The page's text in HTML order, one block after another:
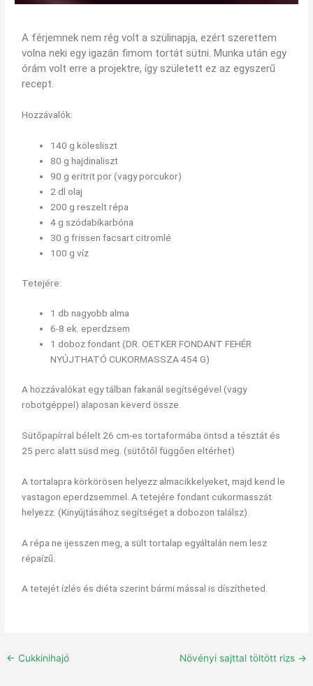
A férjemnek nem rég volt a szülinapja, ezért szerettem
volna neki egy igazán fimom tortát sütni. Munka után egy
órám volt erre a projektre, így született ez az egyszerű
recept.
Hozzávalók:
140 g kölesliszt
80 g hajdinaliszt
90 g eritrit por (vagy porcukor)
2 dl olaj
200 g reszelt répa
4 g szódabikarbóna
30 g frissen facsart citromlé
100 g víz
Tetejére:
1 db nagyobb alma
6-8 ek. eperdzsem
1 doboz fondant (DR. OETKER FONDANT FEHÉR
NYÚJTHATÓ CUKORMASSZA 454 G)
A hozzávalókat egy tálban fakanál segítségével (vagy
robotgéppel) alaposan keverd össze.
Sütőpapírral bélelt 26 cm-es tortaformába öntsd a tésztát és
25 perc alatt süsd meg. (sütőtől függően eltérhet)
A tortalapra körkörösen helyezz almacikkelyeket, majd kend le
vastagon eperdzsemmel. A tetejére fondant cukormasszát
helyezz. (Kinyújtásához segítséget a dobozon találsz).
A répa ne ijesszen meg, a sült tortalap egyáltalán nem lesz
répaízű.
A tetejét ízlés és diéta szerint bármi mással is díszítheted.
← Cukkinihajó Növényi sajttal töltött rizs →